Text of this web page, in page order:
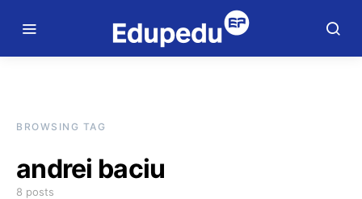
BROWSING TAG
andrei baciu
8 posts